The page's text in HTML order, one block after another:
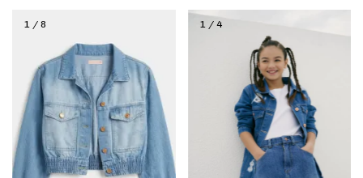
1 / 8 1 / 4